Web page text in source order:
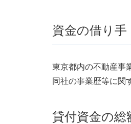
資金の借り手
東京都内の不動産事
同社の事業歴等に関
貸付資金の総